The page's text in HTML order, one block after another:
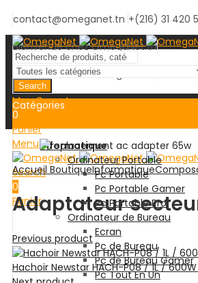
contact@omeganet.tn +(216) 31 420
Bienvenue chez OmegaNet.tn
Bienvenue chez OmegaNet.tn
Search
Mon Compte
0
Panier
Menu
Search
0
Panier
Catégories
Informatique
Ordinateur Portable
Pc Portable
Pc Portable Gamer
Pc Portable Pro
Ordinateur de Bureau
Ecran
Pc de Bureau
Pc de Bureau Gamer
Pc Tout En Un
Accueil BoutiqueInformatique
Adaptateur
Previous product
Hachoir Newstar HACH-P08 / 1L / 600W